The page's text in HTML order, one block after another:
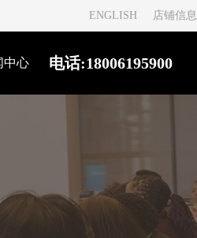
ENGLISH 店铺信息
电话:18006195900
中心